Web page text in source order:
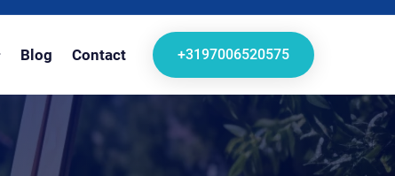
Blog Contact +3197006520575